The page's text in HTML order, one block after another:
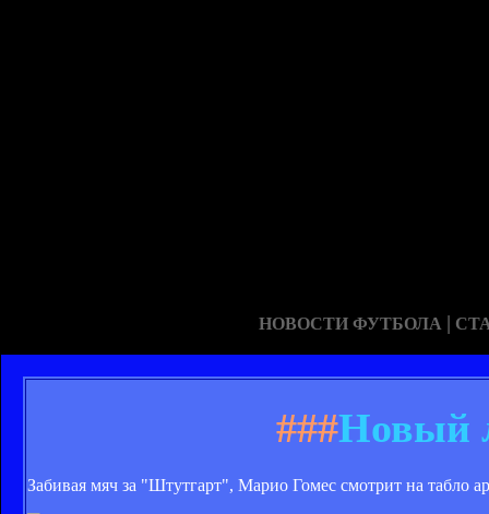
НОВОСТИ ФУТБОЛА |
###Новый
Забивая мяч за "Штутгарт", Марио Гомес смотрит на табло